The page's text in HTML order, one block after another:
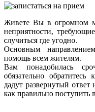
Живете Вы в огромном
неприятности,
случиться где угодно.
Основным
помощь всем жителям.
Вам понадобилась
обязательно
дадут развернутый
как правильно поступить